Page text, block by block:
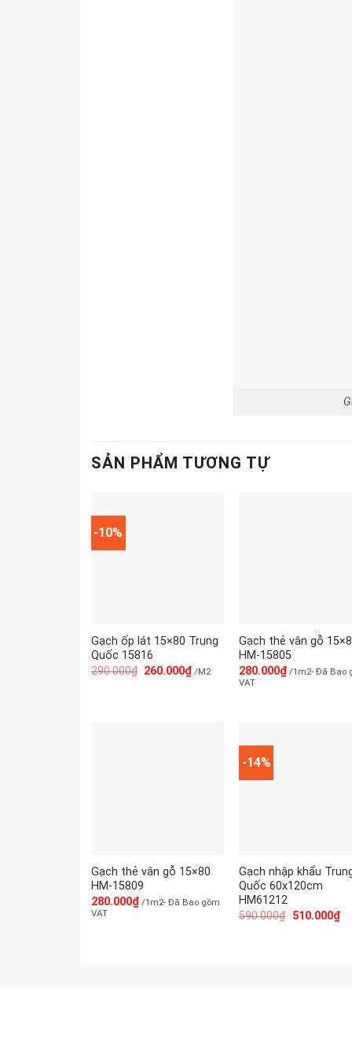
SẢN PHẨM TƯƠNG TỰ
-10%
Gạch ốp lát 15×80 Trung
Quốc 15816
290.000₫ 260.000₫/M2
Gạch thẻ vân gỗ
HM-15805
280.000₫/1m2- Đã Bao
VAT
Gạch thẻ vân gỗ 15×80
HM-15809
280.000₫/1m2- Đã Bao gồm
VAT
-14%
Gạch nhập khẩu
Quốc 60x120cm
HM61212
590.000₫ 510.000₫